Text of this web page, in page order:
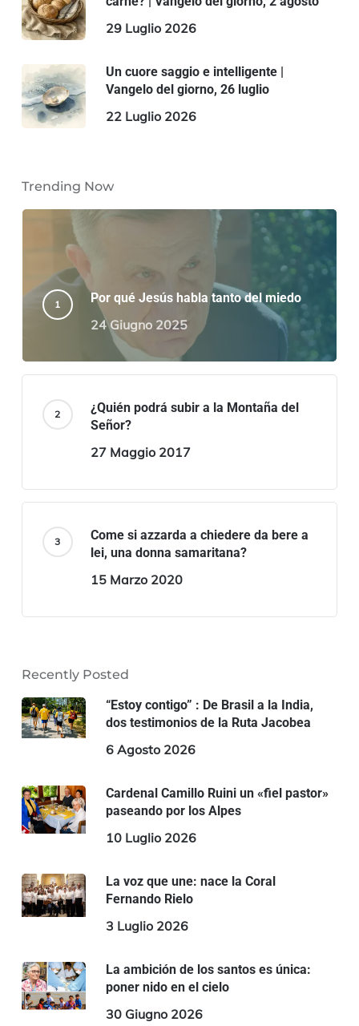
29 Luglio 2026
Un cuore saggio e intelligente |
Vangelo del giorno, 26 luglio
22 Luglio 2026
Trending Now
Por qué Jesús habla tanto del miedo
24 Giugno 2025
¿Quién podrá subir a la Montaña del
Señor?
27 Maggio 2017
Come si azzarda a chiedere da bere a
lei, una donna samaritana?
15 Marzo 2020
Recently Posted
“Estoy contigo” : De Brasil a la India,
dos testimonios de la Ruta Jacobea
6 Agosto 2026
Cardenal Camillo Ruini un «fiel pastor»
paseando por los Alpes
10 Luglio 2026
La voz que une: nace la Coral
Fernando Rielo
3 Luglio 2026
La ambición de los santos es única:
poner nido en el cielo
30 Giugno 2026